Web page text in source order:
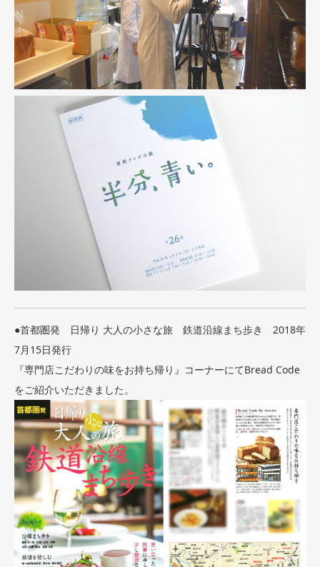
●首都圏発 日帰り 大人の小さな旅 鉄道沿線まち歩き 2018年
7月15日発行
『専門店こだわりの味をお持ち帰り』コーナーにてBread Code
をご紹介いただきました。